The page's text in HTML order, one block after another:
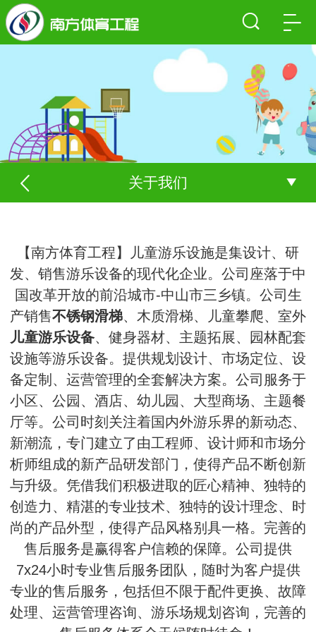
关于我们
【南方体育工程】儿童游乐设施是集设计、研
发、销售游乐设备的现代化企业。公司座落于中
国改革开放的前沿城市-中山市三乡镇。公司生
产销售不锈钢滑梯、木质滑梯、儿童攀爬、室外
儿童游乐设备、健身器材、主题拓展、园林配套
设施等游乐设备。提供规划设计、市场定位、设
备定制、运营管理的全套解决方案。公司服务于
小区、公园、酒店、幼儿园、大型商场、主题餐
厅等。公司时刻关注着国内外游乐界的新动态、
新潮流，专门建立了由工程师、设计师和市场分
析师组成的新产品研发部门，使得产品不断创新
与升级。凭借我们积极进取的匠心精神、独特的
创造力、精湛的专业技术、独特的设计理念、时
尚的产品外型，使得产品风格别具一格。完善的
售后服务是赢得客户信赖的保障。公司提供
7x24小时专业售后服务团队，随时为客户提供
专业的售后服务，包括但不限于配件更换、故障
处理、运营管理咨询、游乐场规划咨询，完善的